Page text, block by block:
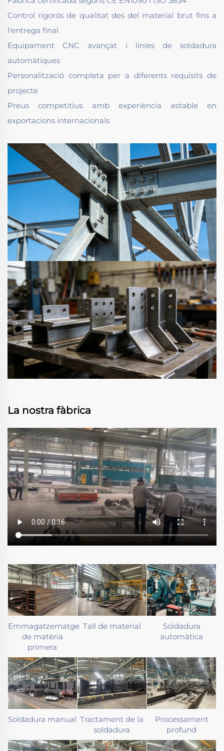
Control rigorós de qualitat des del material brut fins a
l'entrega final
Equipament CNC avançat i línies de soldadura
automàtiques
Personalització completa per a diferents requisits de
projecte
Preus competitius amb experiència estable en
exportacions internacionals
La nostra fàbrica
Emmagatzematge
de matèria
primera
Tall de material
Soldadura
automàtica
Soldadura manual Tractament de la
soldadura
Processament
profund